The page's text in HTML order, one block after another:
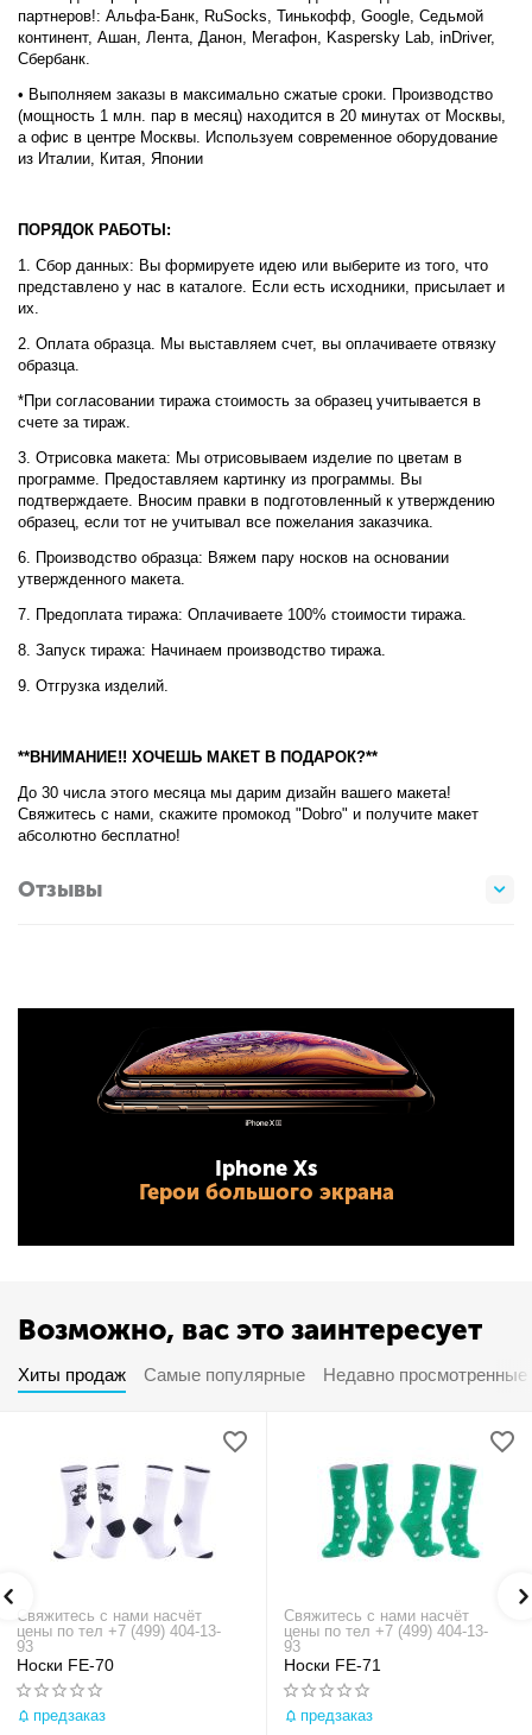
партнеров!: Альфа-Банк, RuSocks, Тинькофф, Google, Седьмой
континент, Ашан, Лента, Данон, Мегафон, Kaspersky Lab, inDriver,
Сбербанк.
• Выполняем заказы в максимально сжатые сроки. Производство
(мощность 1 млн. пар в месяц) находится в 20 минутах от Москвы,
а офис в центре Москвы. Используем современное оборудование
из Италии, Китая, Японии
ПОРЯДОК РАБОТЫ:
1. Сбор данных: Вы формируете идею или выберите из того, что
представлено у нас в каталоге. Если есть исходники, присылает и
их.
2. Оплата образца. Мы выставляем счет, вы оплачиваете отвязку
образца.
*При согласовании тиража стоимость за образец учитывается в
счете за тираж.
3. Отрисовка макета: Мы отрисовываем изделие по цветам в
программе. Предоставляем картинку из программы. Вы
подтверждаете. Вносим правки в подготовленный к утверждению
образец, если тот не учитывал все пожелания заказчика.
6. Производство образца: Вяжем пару носков на основании
утвержденного макета.
7. Предоплата тиража: Оплачиваете 100% стоимости тиража.
8. Запуск тиража: Начинаем производство тиража.
9. Отгрузка изделий.
**ВНИМАНИЕ!! ХОЧЕШЬ МАКЕТ В ПОДАРОК?**
До 30 числа этого месяца мы дарим дизайн вашего макета!
Свяжитесь с нами, скажите промокод "Dobro" и получите макет
абсолютно бесплатно!
Отзывы
Iphone Xs
Герои большого экрана
Возможно, вас это заинтересует
Хиты продаж Самые популярные Недавно просмотренные
Свяжитесь с нами насчёт
цены по тел +7 (499) 404-13-
93
Носки FE-70
предзаказ
Свяжитесь с нами насчёт
цены по тел +7 (499) 404-13-
93
Носки FE-71
предзаказ